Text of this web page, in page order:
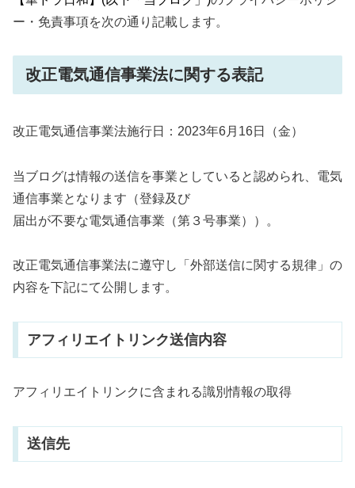
ー・免責事項を次の通り記載します。
改正電気通信事業法に関する表記
改正電気通信事業法施行日：2023年6月16日（金）
当ブログは情報の送信を事業としていると認められ、電気
通信事業となります（登録及び
届出が不要な電気通信事業（第３号事業））。
改正電気通信事業法に遵守し「外部送信に関する規律」の
内容を下記にて公開します。
アフィリエイトリンク送信内容
アフィリエイトリンクに含まれる識別情報の取得
送信先